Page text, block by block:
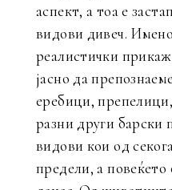
аспект, а тоа е
видови дивеч.
реалистички
јасно да
еребици,
разни други барски
видови кои од
предели, а